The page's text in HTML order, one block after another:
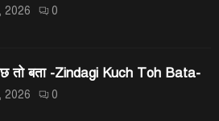
2026 0
तो बता -Zindagi Kuch Toh Bata-
2026 0